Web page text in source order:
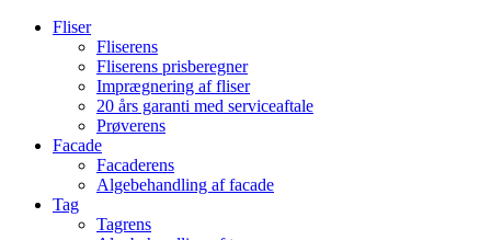
Fliser
Fliserens
Fliserens prisberegner
Imprægnering af fliser
20 års garanti med serviceaftale
Prøverens
Facade
Facaderens
Algebehandling af facade
Tag
Tagrens